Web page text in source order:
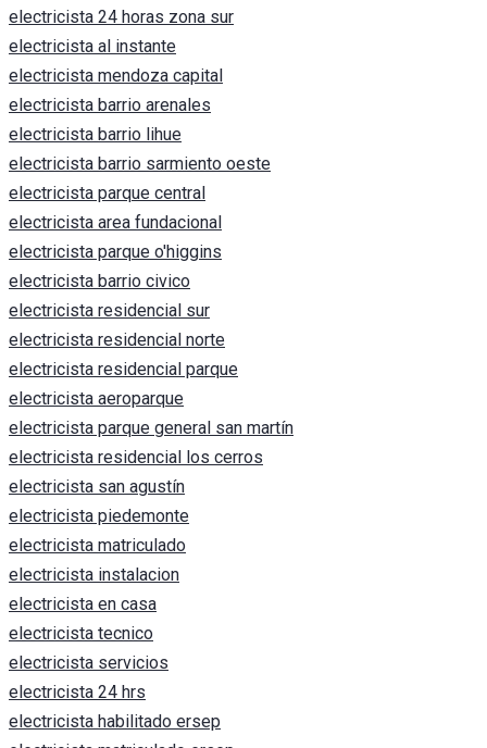
electricista 24 horas zona sur
electricista al instante
electricista mendoza capital
electricista barrio arenales
electricista barrio lihue
electricista barrio sarmiento oeste
electricista parque central
electricista area fundacional
electricista parque o'higgins
electricista barrio civico
electricista residencial sur
electricista residencial norte
electricista residencial parque
electricista aeroparque
electricista parque general san martín
electricista residencial los cerros
electricista san agustín
electricista piedemonte
electricista matriculado
electricista instalacion
electricista en casa
electricista tecnico
electricista servicios
electricista 24 hrs
electricista habilitado ersep